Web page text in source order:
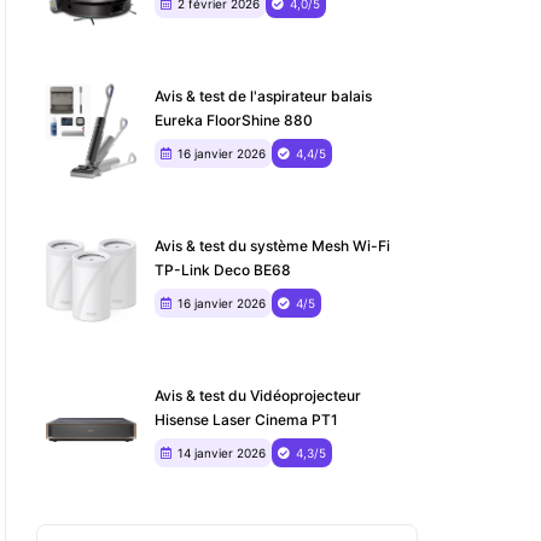
2 février 2026 4,0/5
Avis & test de l'aspirateur balais
Eureka FloorShine 880
16 janvier 2026 4,4/5
Avis & test du système Mesh Wi-Fi
TP-Link Deco BE68
16 janvier 2026 4/5
Avis & test du ‎Vidéoprojecteur
Hisense Laser Cinema PT1
14 janvier 2026 4,3/5